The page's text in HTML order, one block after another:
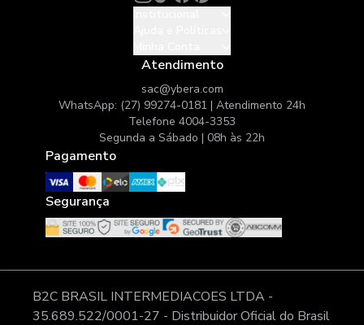
Atendimento
sac@ybera.com
WhatsApp: (27) 99274-0181 | Atendimento 24h
Telefone 4004-3353
Segunda a Sábado | 08h às 22h
Pagamento
Segurança
B2C BRASIL INTERMEDIACOES LTDA -
35.689.522/0001-27 - Distribuidor Oficial do Brasil